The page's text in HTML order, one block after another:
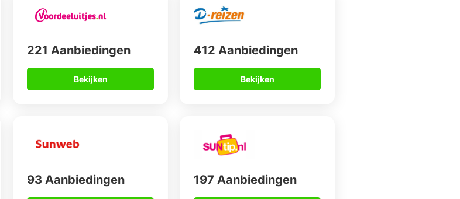
221 Aanbiedingen
Bekijken
412 Aanbiedingen
Bekijken
93 Aanbiedingen 197 Aanbiedingen